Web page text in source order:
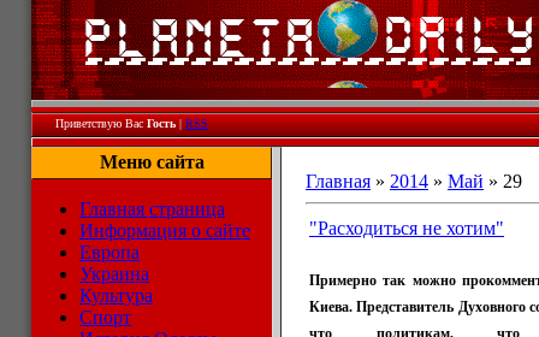
Приветствую Вас Гость|RSS
Меню сайта
Главная страница
Информация о сайте
Европа
Украина
Культура
Спорт
Главная » 2014 » Май » 29
"Расходиться не хотим"
Примерно так можно
Киева. Представитель Духовного
что политикам,